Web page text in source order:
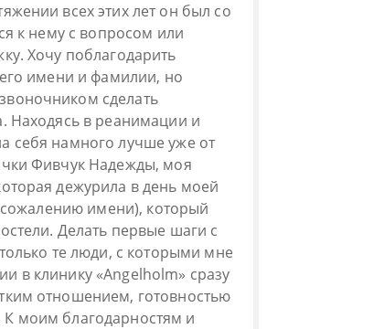
всех этих лет он был со
к нему с вопросом или
Хочу поблагодарить
имени и фамилии, но
сделать
Находясь в реанимации и
себя намного лучше уже от
Фивчук Надежды, моя
дежурила в день моей
имени), который
Делать первые шаги с
те люди, с которыми мне
в клинику «Angelholm» сразу
отношением, готовностью
моим благодарностям и